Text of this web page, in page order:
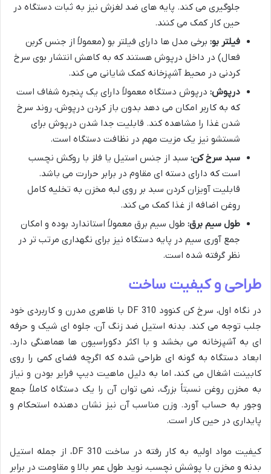
جلوگیری می کند. پایه های ضد لغزش نیز به ثبات دستگاه در
حین کار کمک می کنند.
فیلتر بو: برخی مدل ها دارای فیلتر بو (معمولاً از جنس کربن
فعال) در داخل درپوش هستند که به کاهش انتشار بوی سرخ
کردنی در محیط آشپزخانه کمک شایانی می کند.
درپوش: درپوش دستگاه معمولاً دارای یک پنجره شفاف است
که به کاربر امکان می دهد بدون باز کردن درپوش، روند سرخ
شدن غذا را مشاهده کند. قابلیت جدا شدن درپوش برای
شستشو نیز یک مزیت مهم در نظافت دستگاه است.
سبد سرخ کن: سبد از جنس استیل یا فلز با روکش نچسب
است که دارای دسته ای مقاوم در برابر حرارت می باشد.
قابلیت آویزان کردن سبد بر روی لبه مخزن به تخلیه کامل
روغن اضافه از غذا کمک می کند.
طول سیم برق: طول سیم برق معمولاً استاندارد بوده و امکان
جمع آوری سیم در پایه دستگاه نیز برای نگهداری مرتب تر در
نظر گرفته شده است.
طراحی و کیفیت ساخت
در نگاه اول، سرخ کن کنوود DF 310 با ظاهری مدرن و کاربردی خود
جلب توجه می کند. بدنه استیل ضد زنگ آن، جلوه ای شیک و حرفه
ای به آشپزخانه می بخشد و با اکثر دکوراسیون ها هماهنگی دارد.
ابعاد دستگاه به گونه ای طراحی شده که اگرچه فضای کمی را روی
کابینت اشغال می کند، اما به دلیل ماهیت دیپ فرایر بودن و نیاز
به مخزن روغن نسبتاً بزرگ، نمی توان آن را یک دستگاه کاملاً جمع
وجور به حساب آورد. وزن مناسب آن نیز نشان دهنده استحکام و
پایداری در حین کار است.
کیفیت مواد اولیه به کار رفته در ساخت DF 310، از جمله استیل
بدنه و مخزن با پوشش نچسب، نوید طول عمر بالا و مقاومت در برابر